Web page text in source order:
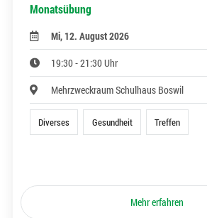
Monatsübung
Mi, 12. August 2026
19:30 - 21:30 Uhr
Mehrzweckraum Schulhaus Boswil
Diverses Gesundheit Treffen
Mehr erfahren